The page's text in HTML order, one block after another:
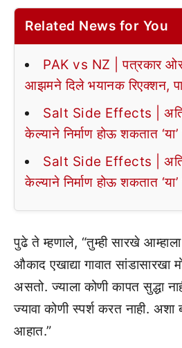
Related News for You
PAK vs NZ | पत्रकार
आझमने दिले भयानक रिएक्शन,
Salt Side Effects |
केल्याने निर्माण होऊ शकतात
Salt Side Effects |
केल्याने निर्माण होऊ शकतात
पुढे ते म्हणाले, “तुम्ही सारखे
औकाद एखाद्या गावात सांडासारखा
असतो. ज्याला कोणी कापत सुद्धा
ज्यावा कोणी स्पर्श करत नाही. अशा
आहात.”